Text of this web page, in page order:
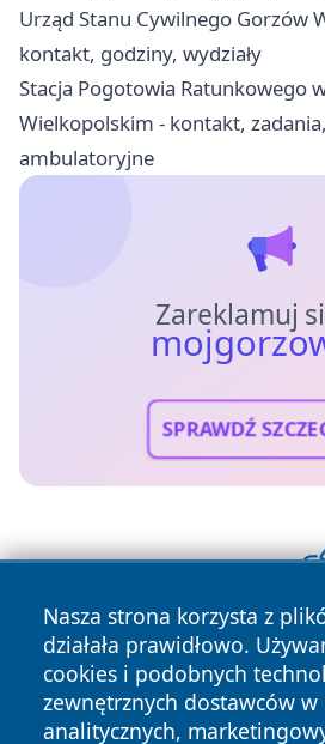
Urząd Stanu Cywilnego Gorzów
kontakt, godziny, wydziały
Stacja Pogotowia Ratunkowego
Wielkopolskim - kontakt,
ambulatoryjne
Zareklamuj
SPRAWDŹ
Nasza strona korzysta z
działała prawidłowo.
cookies i podobnych
zewnętrznych dostawców w
analitycznych,